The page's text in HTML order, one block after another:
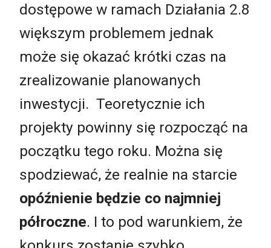
dostępowe w ramach Działania 2.8
większym problemem jednak
może się okazać krótki czas na
zrealizowanie planowanych
inwestycji. Teoretycznie ich
projekty powinny się rozpocząć na
początku tego roku. Można się
spodziewać, że realnie na starcie
opóźnienie będzie co najmniej
półroczne. I to pod warunkiem, że